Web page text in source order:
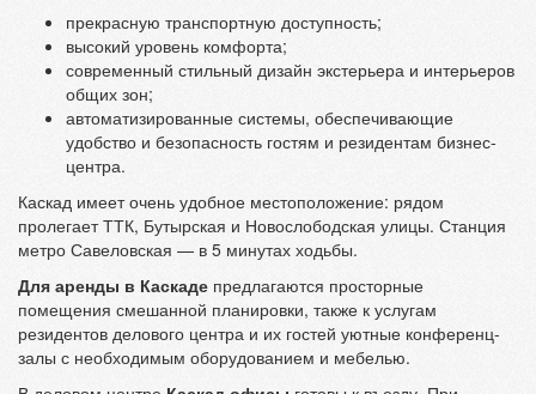
прекрасную транспортную доступность;
высокий уровень комфорта;
современный стильный дизайн экстерьера и интерьеров
общих зон;
автоматизированные системы, обеспечивающие
удобство и безопасность гостям и резидентам бизнес-
центра.
Каскад имеет очень удобное местоположение: рядом
пролегает ТТК, Бутырская и Новослободская улицы. Станция
метро Савеловская — в 5 минутах ходьбы.
Для аренды в Каскаде предлагаются просторные
помещения смешанной планировки, также к услугам
резидентов делового центра и их гостей уютные конференц-
залы с необходимым оборудованием и мебелью.